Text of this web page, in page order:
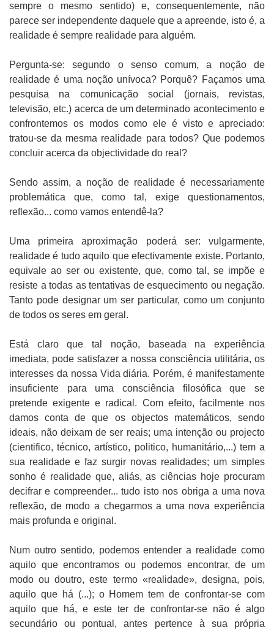
sempre o mesmo sentido) e, consequentemente, não
parece ser independente daquele que a apreende, isto é, a
realidade é sempre realidade para alguém.
Pergunta-se: segundo o senso comum, a noção de
realidade é uma noção unívoca? Porquê? Façamos uma
pesquisa na comunicação social (jornais, revistas,
televisão, etc.) acerca de um determinado acontecimento e
confrontemos os modos como ele é visto e apreciado:
tratou-se da mesma realidade para todos? Que podemos
concluir acerca da objectividade do real?
Sendo assim, a noção de realidade é necessariamente
problemática que, como tal, exige questionamentos,
reflexão... como vamos entendê-la?
Uma primeira aproximação poderá ser: vulgarmente,
realidade é tudo aquilo que efectivamente existe. Portanto,
equivale ao ser ou existente, que, como tal, se impõe e
resiste a todas as tentativas de esquecimento ou negação.
Tanto pode designar um ser particular, como um conjunto
de todos os seres em geral.
Está claro que tal noção, baseada na experiência
imediata, pode satisfazer a nossa consciência utilitária, os
interesses da nossa Vida diária. Porém, é manifestamente
insuficiente para uma consciência filosófica que se
pretende exigente e radical. Com efeito, facilmente nos
damos conta de que os objectos matemáticos, sendo
ideais, não deixam de ser reais; uma intenção ou projecto
(cientifico, técnico, artístico, politico, humanitário,...) tem a
sua realidade e faz surgir novas realidades; um simples
sonho é realidade que, aliás, as ciências hoje procuram
decifrar e compreender... tudo isto nos obriga a uma nova
reflexão, de modo a chegarmos a uma nova experiência
mais profunda e original.
Num outro sentido, podemos entender a realidade como
aquilo que encontramos ou podemos encontrar, de um
modo ou doutro, este termo «realidade», designa, pois,
aquilo que há (...); o Homem tem de confrontar-se com
aquilo que há, e este ter de confrontar-se não é algo
secundário ou pontual, antes pertence à sua própria